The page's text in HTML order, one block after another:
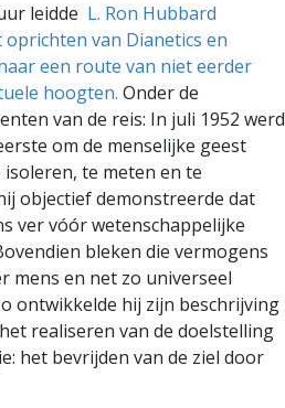
leidde L. Ron Hubbard
van Dianetics en
een route van niet eerder
hoogten. Onder de
van de reis: In juli 1952 werd
om de menselijke geest
te meten en te
objectief demonstreerde dat
ver vóór wetenschappelijke
bleken die vermogens
mens en net zo universeel
ontwikkelde hij zijn beschrijving
realiseren van de doelstelling
het bevrijden van de ziel door